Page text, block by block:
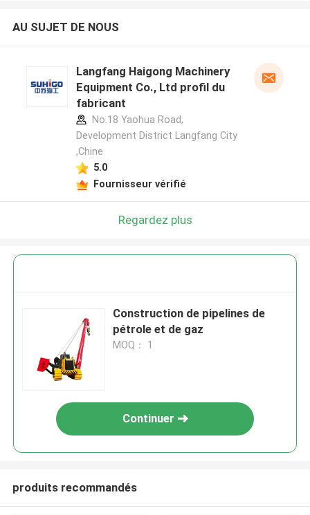
AU SUJET DE NOUS
Langfang Haigong Machinery
Equipment Co., Ltd profil du
fabricant
No.18 Yaohua Road,
Development District Langfang City
,Chine
5.0
Fournisseur vérifié
Regardez plus
Construction de pipelines de
pétrole et de gaz
MOQ： 1
Continuer
produits recommandés